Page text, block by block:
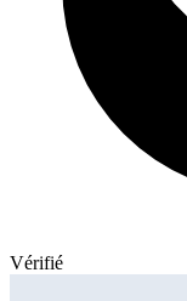
Vérifié